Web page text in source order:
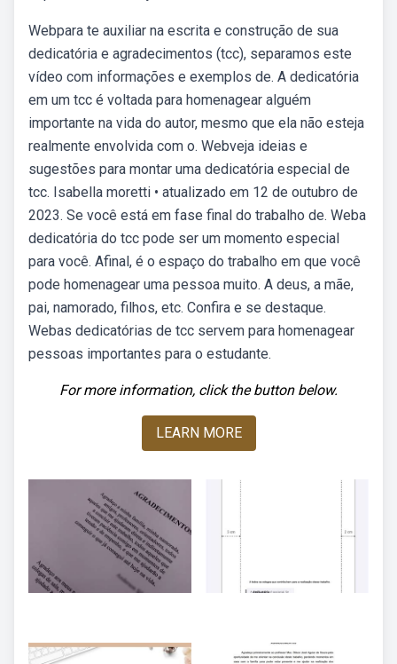
Webpara te auxiliar na escrita e construção de sua
dedicatória e agradecimentos (tcc), separamos este
vídeo com informações e exemplos de. A dedicatória
em um tcc é voltada para homenagear alguém
importante na vida do autor, mesmo que ela não esteja
realmente envolvida com o. Webveja ideias e
sugestões para montar uma dedicatória especial de
tcc. Isabella moretti • atualizado em 12 de outubro de
2023. Se você está em fase final do trabalho de. Weba
dedicatória do tcc pode ser um momento especial
para você. Afinal, é o espaço do trabalho em que você
pode homenagear uma pessoa muito. A deus, a mãe,
pai, namorado, filhos, etc. Confira e se destaque.
Webas dedicatórias de tcc servem para homenagear
pessoas importantes para o estudante.
For more information, click the button below.
LEARN MORE